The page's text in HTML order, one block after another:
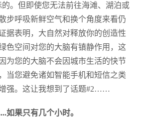
的。但即使您无法前往海滩、湖泊或
步呼吸新鲜空气和换个角度来看仍
据表明，大自然对释放你的创造性
色空间对您的大脑有镇静作用，这
为您的大脑不会因城市生活的快节
当您避免诸如智能手机和短信之类
强。这让我想到了话题#2……
如果只有几个小时。